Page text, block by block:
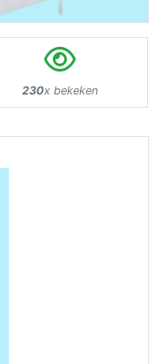
230x bekeken